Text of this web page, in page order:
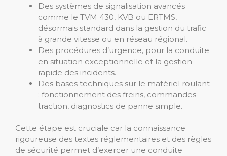
Des systèmes de signalisation avancés
comme le TVM 430, KVB ou ERTMS,
désormais standard dans la gestion du trafic
à grande vitesse ou en réseau régional.
Des procédures d’urgence, pour la conduite
en situation exceptionnelle et la gestion
rapide des incidents.
Des bases techniques sur le matériel roulant
: fonctionnement des freins, commandes
traction, diagnostics de panne simple.
Cette étape est cruciale car la connaissance
rigoureuse des textes réglementaires et des règles
de sécurité permet d’exercer une conduite